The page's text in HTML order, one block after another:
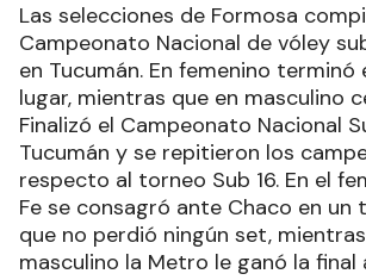
Las selecciones de Formosa
Campeonato Nacional de vóley
en Tucumán. En femenino terminó
lugar, mientras que en masculino
Finalizó el Campeonato Nacional
Tucumán y se repitieron los
respecto al torneo Sub 16. En el
Fe se consagró ante Chaco en un
que no perdió ningún set,
masculino la Metro le ganó la final